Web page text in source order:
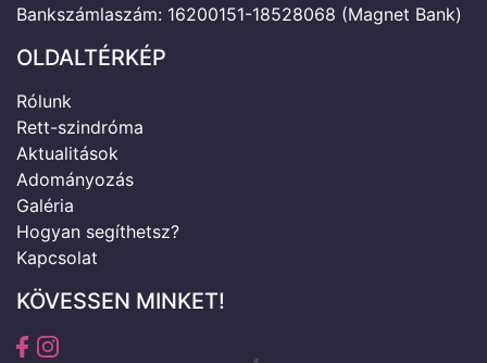
Bankszámlaszám: 16200151-18528068 (Magnet Bank)
OLDALTÉRKÉP
Rólunk
Rett-szindróma
Aktualitások
Adományozás
Galéria
Hogyan segíthetsz?
Kapcsolat
KÖVESSEN MINKET!